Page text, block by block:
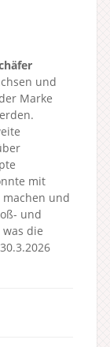
und
Marke
mit
und
und
die